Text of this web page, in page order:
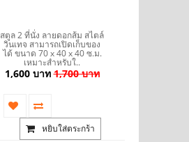
สตูล 2 ที่นั่ง ลายดอกส้ม สไตล์
วินเทจ สามารถเปิดเก็บของ
ได้ ขนาด 70 x 40 x 40 ซ.ม.
เหมาะสำหรับใ..
1,600 บาท 1,700 บาท
หยิบใส่ตระกร้า